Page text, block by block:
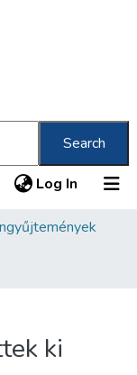
Search
Log In (current)
ki